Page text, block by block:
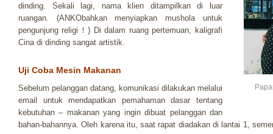
dinding. Sekali lagi, nama klien ditampilkan di luar
ruangan. (ANKObahkan menyiapkan mushola untuk
pengunjung religi！) Di dalam ruang pertemuan, kaligrafi
Cina di dinding sangat artistik.
Uji Coba Mesin Makanan
Sebelum pelanggan datang, komunikasi dilakukan melalui
email untuk mendapatkan pemahaman dasar tentang
kebutuhan – makanan yang ingin dibuat pelanggan dan
bahan-bahannya. Oleh karena itu, saat rapat diadakan di lantai 1,